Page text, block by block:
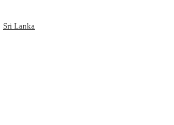
Sri Lanka